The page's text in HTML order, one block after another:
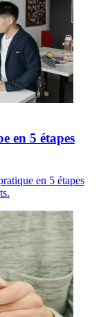
en 5 étapes
en 5 étapes